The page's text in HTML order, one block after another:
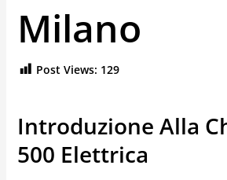
Milano
Post Views: 129
Introduzione Alla
500 Elettrica